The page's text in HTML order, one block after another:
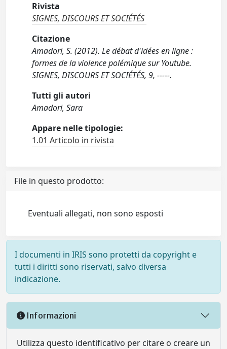
Rivista
SIGNES, DISCOURS ET SOCIÉTÉS
Citazione
Amadori, S. (2012). Le débat d'idées en ligne :
formes de la violence polémique sur Youtube.
SIGNES, DISCOURS ET SOCIÉTÉS, 9, -----.
Tutti gli autori
Amadori, Sara
Appare nelle tipologie:
1.01 Articolo in rivista
File in questo prodotto:
Eventuali allegati, non sono esposti
I documenti in IRIS sono protetti da copyright e
tutti i diritti sono riservati, salvo diversa
indicazione.
Informazioni
Utilizza questo identificativo per citare o creare un